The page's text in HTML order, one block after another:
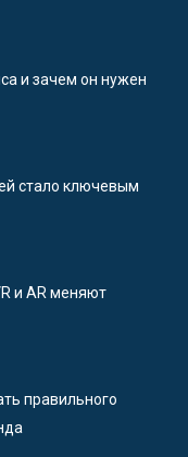
и зачем он нужен
стало ключевым
и AR меняют
правильного